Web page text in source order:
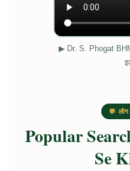
▶ Dr. S. Phogat
💬
Popular
Se